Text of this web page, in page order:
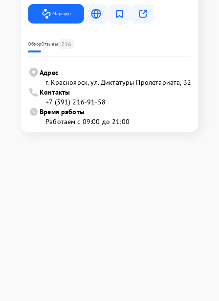
Маршрут
ОбзорОтзывы 216
Адрес
г. Красноярск, ул. Диктатуры Пролетариата, 32
Контакты
+7 (391) 216-91-58
Время работы
Работаем с 09:00 до 21:00